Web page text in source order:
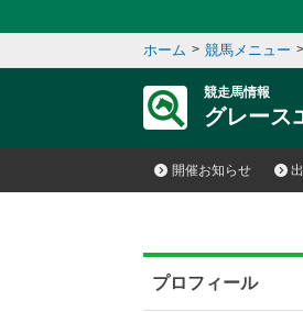
ホーム > 競馬メニュー >
競走馬情報
グレース
開催お知らせ
プロフィール